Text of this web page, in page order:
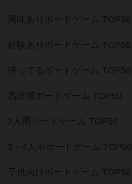
興味ありボードゲーム TOP50
経験ありボードゲーム TOP50
持ってるボードゲーム TOP50
高評価ボードゲーム TOP50
2人用ボードゲーム TOP50
3～4人用ボードゲーム TOP50
子供向けボードゲーム TOP50